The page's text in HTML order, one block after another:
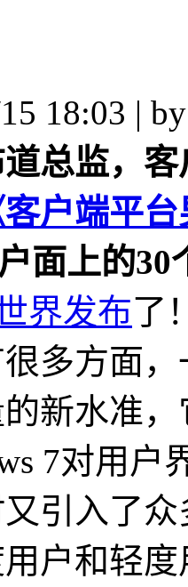
18:03 |
总监，
户端平
面上的30
界发布了
多方面
新水准，
7对用户
引入了
户和轻